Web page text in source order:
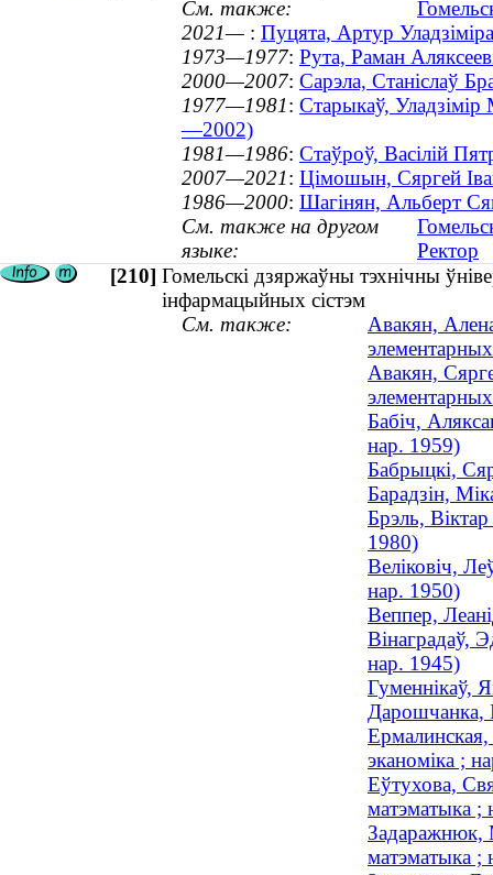
См. также:
2021— : Пуцята, Артур
1973—1977: Рута, Раман
2000—2007: Сарэла, Станіслаў
1977—1981: Старыкаў, Уладзімір
—2002)
1981—1986: Стаўроў, Васілій
2007—2021: Цімошын, Сяргей
1986—2000: Шагінян, Альберт
См. также на другом
языке:
Ректор
[210] Гомельскі дзяржаўны тэхнічны
інфармацыйных сістэм
См. также:
Авакян,
Авакян,
Бабіч,
нар. 1959)
Бабрыцкі,
Барадзін,
Брэль,
1980)
Веліковіч,
нар. 1950)
Веппер,
Вінаградаў,
нар. 1945)
Гуменнікаў,
Дарошчанка,
Ермалинская,
эканоміка ;
Еўтухова,
матэматыка ;
Задаражнюк,
матэматыка ;